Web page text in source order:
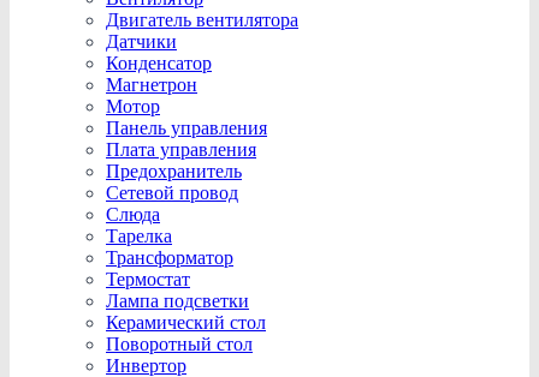
Двигатель вентилятора
Датчики
Конденсатор
Магнетрон
Мотор
Панель управления
Плата управления
Предохранитель
Сетевой провод
Слюда
Тарелка
Трансформатор
Термостат
Лампа подсветки
Керамический стол
Поворотный стол
Инвертор